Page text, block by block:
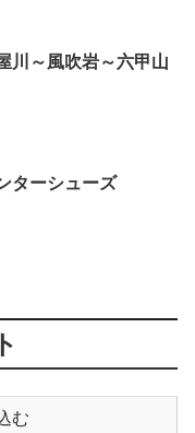
～風吹岩～六甲山
ターシューズ
む